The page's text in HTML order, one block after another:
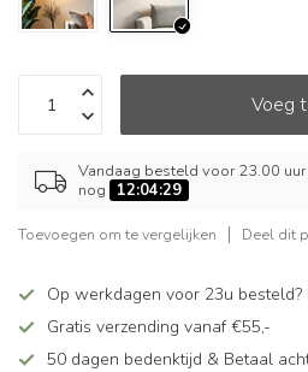
Voeg
Vandaag besteld voor 23.00
nog
12:04:28
Toevoegen om te vergelijken Deel dit
Op werkdagen voor 23u
Gratis verzending vanaf €55,-
50 dagen bedenktijd & Betaal